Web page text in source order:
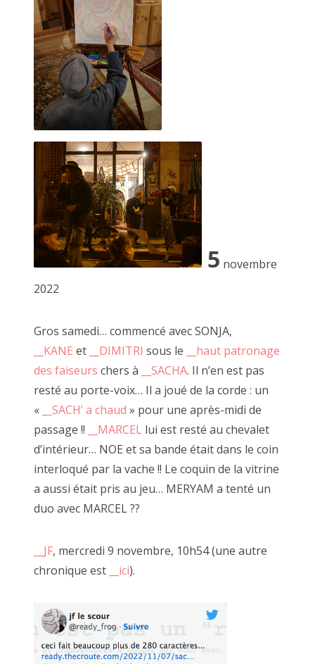
5 novembre
2022
Gros samedi… commencé avec SONJA,
__KANE et __DIMITRI sous le
__haut patronage
des faiseurs chers à __SACHA. Il n’en est pas
resté au porte-voix… Il a joué de la corde : un
«
__SACH’ a chaud » pour une après-midi de
passage !!
__MARCEL lui est resté au chevalet
d’intérieur… NOE et sa bande était dans le coin
interloqué par la vache !! Le coquin de la vitrine
a aussi était pris au jeu… MERYAM a tenté un
duo avec MARCEL ??
__JF, mercredi 9 novembre, 10h54 (une autre
chronique est
__ici).
Certes nous avions rameuté beaucoup de monde en un court
instant mais là n'est pas le crédo d'à côté.
C'est à ce moment que j'ai pris conscience de l'importance du
DEHORS.
Je suis revenu avec un micro pour demander aux Autres
__Est-ce que la voi(e)x est libre ?
Puis avec d'autres photos sur des cartons en pleine rue. Des
textes à lire à voix haute.
Nous avons eu l'honneur avec Alexandre de faire un mur 4x3
en façade d'à côté.
J'ai ensuite réitéré l'opération en affichant "libre" une lecture
en plein air d'un carnet de voyage écrit sur la route.
Lors d'une autre exposition immersive, digitale et
collaborative j'ai créé une caméra en carton interactive en
réponse à la loi sécurité globale.
Mural vague à bonds, 16 novembre 2019